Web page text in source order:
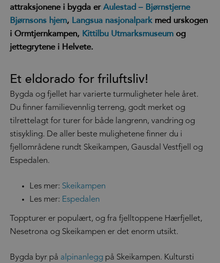
attraksjonene i bygda erAulestad – Bjørnstjerne
Bjørnsons hjem, Langsua nasjonalparkmed urskogen
i Ormtjernkampen, Kittilbu Utmarksmuseum og
jettegrytene i Helvete.
Et eldorado for friluftsliv!
Bygda og fjellet har varierte turmuligheter hele året.
Du finner familievennlig terreng, godt merket og
tilrettelagt for turer for både langrenn, vandring og
stisykling. De aller beste mulighetene finner du i
fjellområdene rundt Skeikampen, Gausdal Vestfjell og
Espedalen.
Les mer: Skeikampen
Les mer: Espedalen
Toppturer er populært, og fra fjelltoppene Hærfjellet,
Nesetrona og Skeikampen er det enorm utsikt.
Bygda byr på alpinanlegg på Skeikampen. Kultursti